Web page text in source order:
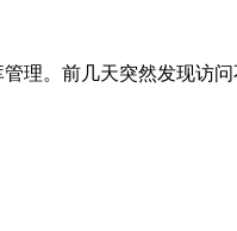
理。前几天突然发现